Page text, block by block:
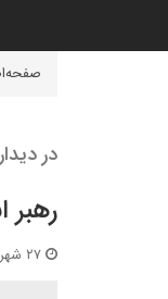
در